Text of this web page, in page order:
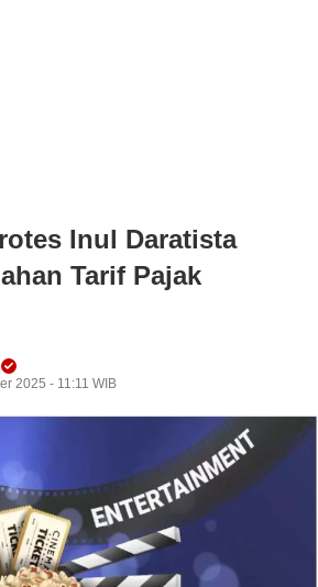
Inul Daratista
Tarif Pajak
2025 - 11:11 WIB